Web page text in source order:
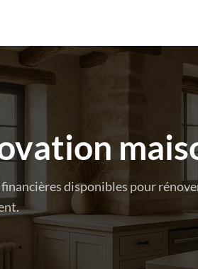
disponibles pour